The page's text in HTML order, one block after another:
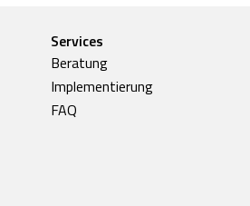
Services
Beratung
Implementierung
FAQ